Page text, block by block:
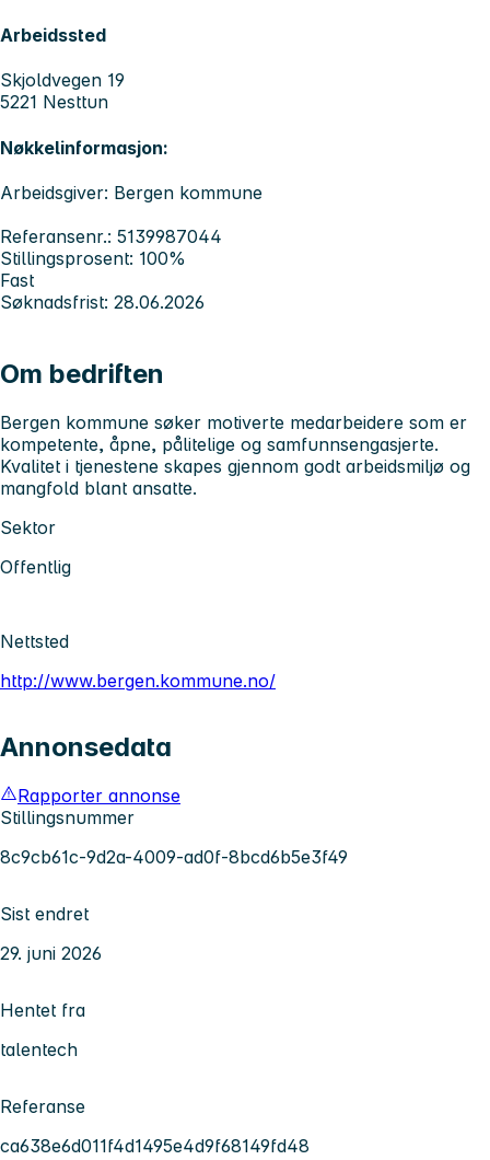
Arbeidssted
Skjoldvegen 19
5221 Nesttun
Nøkkelinformasjon:
Arbeidsgiver: Bergen kommune
Referansenr.: 5139987044
Stillingsprosent: 100%
Fast
Søknadsfrist: 28.06.2026
Om bedriften
Bergen kommune søker motiverte medarbeidere som er
kompetente, åpne, pålitelige og samfunnsengasjerte.
Kvalitet i tjenestene skapes gjennom godt arbeidsmiljø og
mangfold blant ansatte.
Sektor
Offentlig
Nettsted
http://www.bergen.kommune.no/
Annonsedata
Rapporter annonse
Stillingsnummer
8c9cb61c-9d2a-4009-ad0f-8bcd6b5e3f49
Sist endret
29. juni 2026
Hentet fra
talentech
Referanse
ca638e6d011f4d1495e4d9f68149fd48